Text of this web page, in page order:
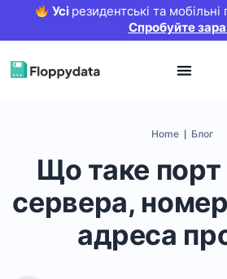
Усі резидентські та
Спробуйте
Home Блог
Що таке порт
сервера,
адреса